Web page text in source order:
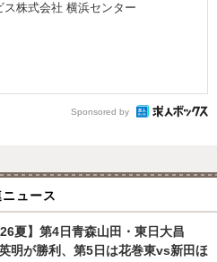
株式会社 横浜センター
Sponsored by
ニュース
夏】第4日青森山田・東日大昌
明が勝利、第5日は花巻東vs新田ほ